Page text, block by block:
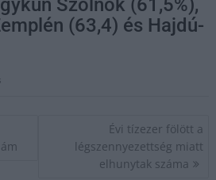
Szolnok (61,5%),
(63,4) és Hajdú-
Évi tízezer fölött a
légszennyezettség miatt
elhunytak száma